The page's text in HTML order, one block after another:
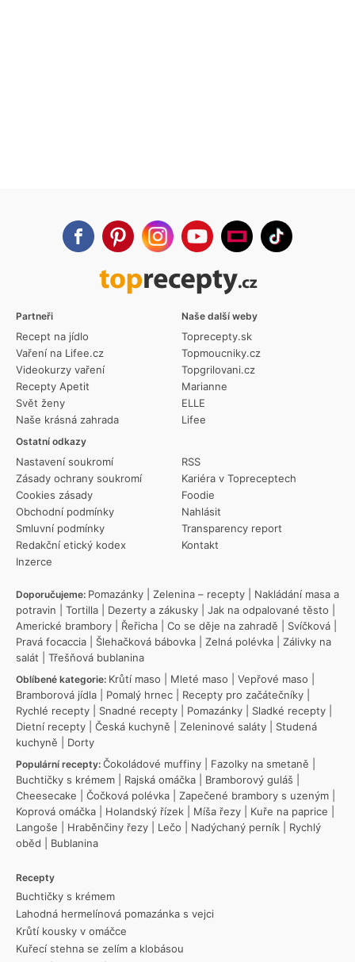
Partneři
Recept na jídlo
Vaření na Lifee.cz
Videokurzy vaření
Recepty Apetit
Svět ženy
Naše krásná zahrada
Ostatní odkazy
Nastavení soukromí
Zásady ochrany soukromí
Cookies zásady
Obchodní podmínky
Smluvní podmínky
Redakční etický kodex
Inzerce
RSS
Kariéra v Topreceptech
Foodie
Nahlásit
Transparency report
Kontakt
Naše další weby
Toprecepty.sk
Topmoucniky.cz
Topgrilovani.cz
Marianne
ELLE
Lifee
Doporučujeme: Pomazánky Zelenina – recepty
Nakládání masa a
potravin
Tortilla Dezerty a zákusky Jak na odpalované těsto
Americké brambory
Řeřicha Co se děje na zahradě Svíčková
Pravá focaccia
Šlehačková bábovka Zelná polévka
Zálivky na
salát
Třešňová bublanina
Oblíbené kategorie: Krůtí maso Mleté maso Vepřové maso
Bramborová jídla
Pomalý hrnec Recepty pro začátečníky
Rychlé recepty
Snadné recepty Pomazánky Sladké recepty
Dietní recepty
Česká kuchyně Zeleninové saláty
Studená
kuchyně
Dorty
Populární recepty: Čokoládové muffiny Fazolky na smetaně
Buchtičky s krémem
Rajská omáčka Bramborový guláš
Cheesecake
Čočková polévka Zapečené brambory s uzeným
Koprová omáčka
Holandský řízek Míša řezy Kuře na paprice
Langoše
Hraběnčiny řezy Lečo Nadýchaný perník
Rychlý
oběd
Bublanina
Recepty
Buchtičky s krémem
Lahodná hermelínová pomazánka s vejci
Krůtí kousky v omáčce
Kuřecí stehna se zelím a klobásou